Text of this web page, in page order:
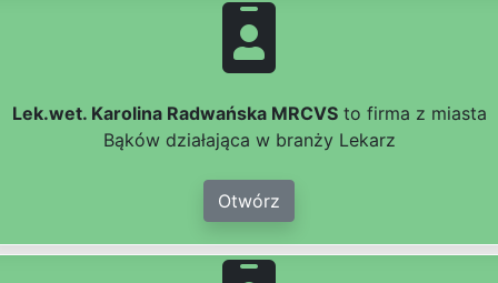
Lek.wet. Karolina Radwańska MRCVSto firma z miasta
Bąków działająca w branży Lekarz
Otwórz